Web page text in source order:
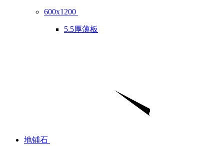
600x1200
5.5厚薄板
地铺石